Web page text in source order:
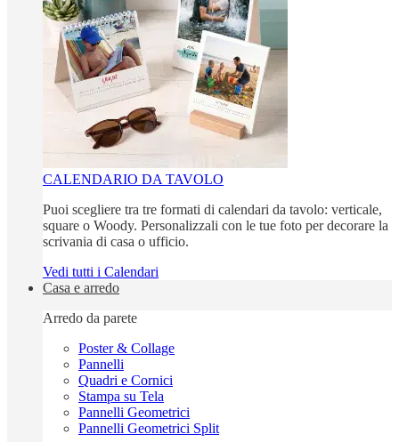
CALENDARIO DA TAVOLO
Puoi scegliere tra tre formati di calendari da tavolo: verticale,
square o Woody. Personalizzali con le tue foto per decorare la
scrivania di casa o ufficio.
Vedi tutti i Calendari
Casa e arredo
Arredo da parete
Poster & Collage
Pannelli
Quadri e Cornici
Stampa su Tela
Pannelli Geometrici
Pannelli Geometrici Split